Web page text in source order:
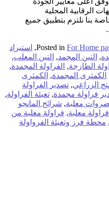
الرقابية المحلية
بنا نلتزم بتطبيق جميع
Posted in For Home
, استيراد
, التين المجمد, التين المعلب,
الطازجة, الفراولة المجمدة,
الكمثرى المجمدة, الكمثرى
الزراعي, تصدير الفراولة
فراولة مجمدة, تعبئة الفراولة,
معلبة, شرائح المانجو
فراولة معلبة, فراولة معلبة من
, محطة فرز وتعبئة الفرواولة